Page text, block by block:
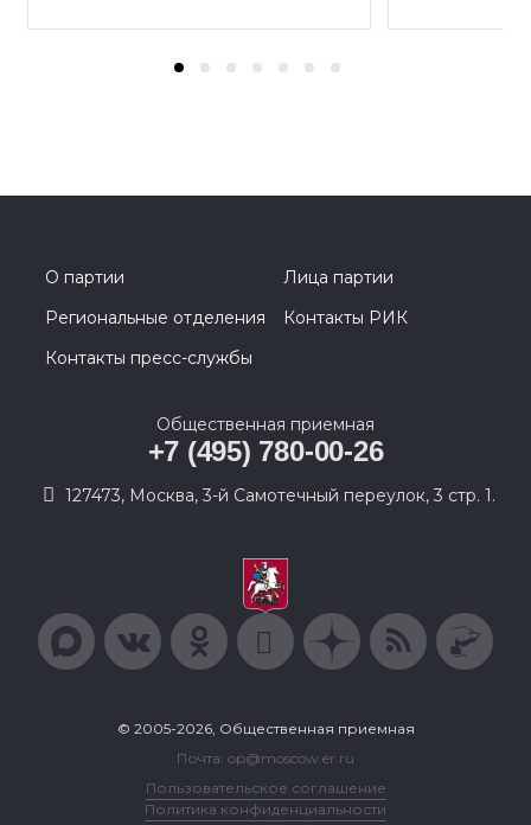
О партии
Лица партии
Региональные отделения
Контакты РИК
Контакты пресс-службы
Общественная приемная
+7 (495) 780-00-26
127473, Москва, 3-й Самотечный переулок, 3 стр. 1.
© 2005-2026, Общественная приемная
Почта: op@moscow.er.ru
Пользовательское соглашение
Политика конфиденциальности